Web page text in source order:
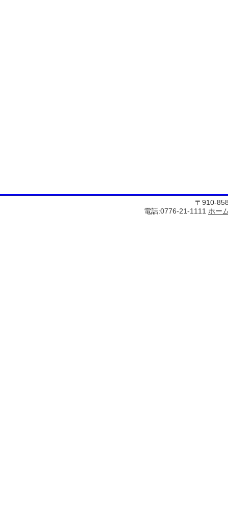
〒910-
電話:0776-21-1111 ホー